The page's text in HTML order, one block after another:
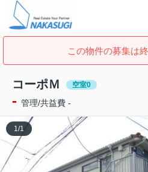
この物件の募集は
コーポＭ 空室0
- 管理/共益費 -
1/1